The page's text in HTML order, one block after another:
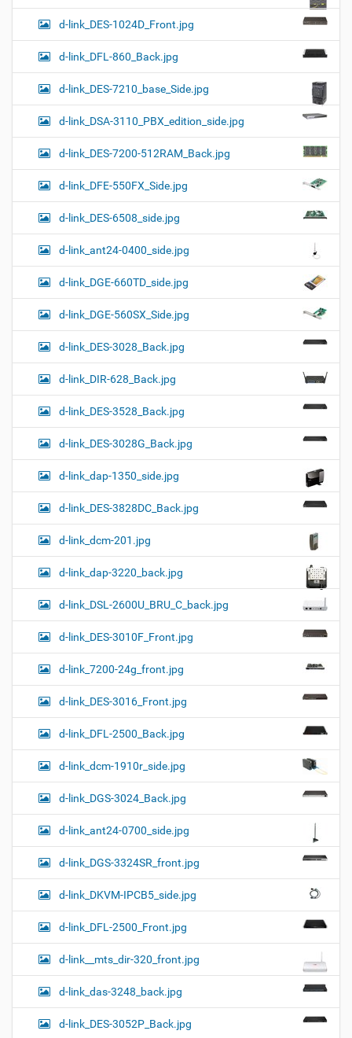
d-link_DES-1024D_Front.jpg
d-link_DFL-860_Back.jpg
d-link_DES-7210_base_Side.jpg
d-link_DSA-3110_PBX_edition_side.jpg
d-link_DES-7200-512RAM_Back.jpg
d-link_DFE-550FX_Side.jpg
d-link_DES-6508_side.jpg
d-link_ant24-0400_side.jpg
d-link_DGE-660TD_side.jpg
d-link_DGE-560SX_Side.jpg
d-link_DES-3028_Back.jpg
d-link_DIR-628_Back.jpg
d-link_DES-3528_Back.jpg
d-link_DES-3028G_Back.jpg
d-link_dap-1350_side.jpg
d-link_DES-3828DC_Back.jpg
d-link_dcm-201.jpg
d-link_dap-3220_back.jpg
d-link_DSL-2600U_BRU_C_back.jpg
d-link_DES-3010F_Front.jpg
d-link_7200-24g_front.jpg
d-link_DES-3016_Front.jpg
d-link_DFL-2500_Back.jpg
d-link_dcm-1910r_side.jpg
d-link_DGS-3024_Back.jpg
d-link_ant24-0700_side.jpg
d-link_DGS-3324SR_front.jpg
d-link_DKVM-IPCB5_side.jpg
d-link_DFL-2500_Front.jpg
d-link__mts_dir-320_front.jpg
d-link_das-3248_back.jpg
d-link_DES-3052P_Back.jpg